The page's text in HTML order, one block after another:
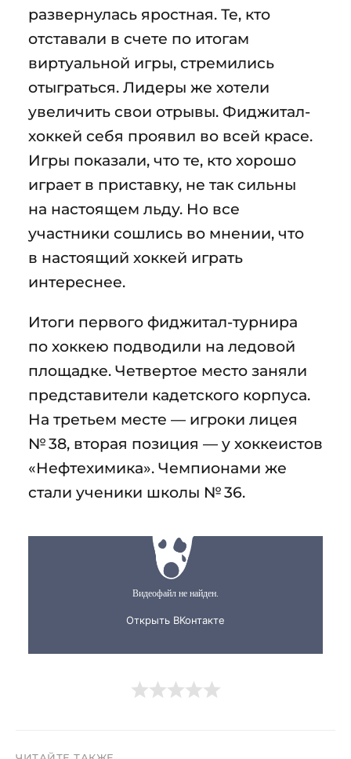
развернулась яростная. Те, кто
отставали в счете по итогам
виртуальной игры, стремились
отыграться. Лидеры же хотели
увеличить свои отрывы. Фиджитал-
хоккей себя проявил во всей красе.
Игры показали, что те, кто хорошо
играет в приставку, не так сильны
на настоящем льду. Но все
участники сошлись во мнении, что
в настоящий хоккей играть
интереснее.
Итоги первого фиджитал-турнира
по хоккею подводили на ледовой
площадке. Четвертое место заняли
представители кадетского корпуса.
На третьем месте — игроки лицея
№ 38, вторая позиция — у хоккеистов
«Нефтехимика». Чемпионами же
стали ученики школы № 36.